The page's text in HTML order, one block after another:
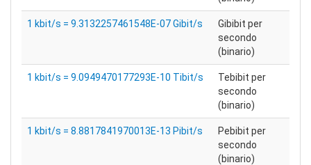
1 kbit/s = 9.3132257461548E-07 Gibit/s
Gibibit per
secondo
(binario)
1 kbit/s = 9.0949470177293E-10 Tibit/s
Tebibit per
secondo
(binario)
1 kbit/s = 8.8817841970013E-13 Pibit/s
Pebibit per
secondo
(binario)